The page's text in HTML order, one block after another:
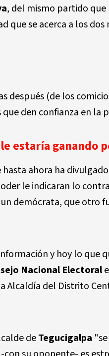
, del mismo partido
que se acerca a los
después (de los
den confianza en la
estaría ganando
ahora ha
le indicaran lo
demócrata, que otro
y hoy lo que
Nacional Electoral
Alcaldía del Distrito
deTegucigalpa